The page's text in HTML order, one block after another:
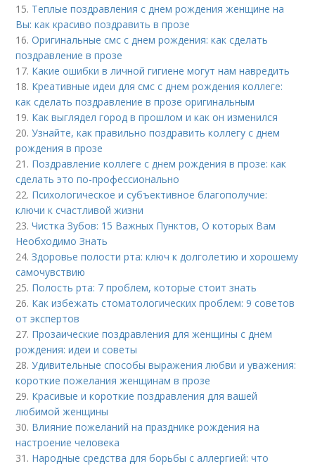
15. Теплые поздравления с днем рождения женщине на
Вы: как красиво поздравить в прозе
16.Оригинальные смс с днем рождения: как сделать
поздравление в прозе
17. Какие ошибки в личной гигиене могут нам навредить
18. Креативные идеи для смс с днем рождения коллеге:
как сделать поздравление в прозе оригинальным
19. Как выглядел город в прошлом и как он изменился
20.Узнайте, как правильно поздравить коллегу с днем
рождения в прозе
21. Поздравление коллеге с днем рождения в прозе: как
сделать это по-профессионально
22. Психологическое и субъективное благополучие:
ключи к счастливой жизни
23.Чистка Зубов: 15 Важных Пунктов, О которых Вам
Необходимо Знать
24.Здоровье полости рта: ключ к долголетию и хорошему
самочувствию
25. Полость рта: 7 проблем, которые стоит знать
26. Как избежать стоматологических проблем: 9 советов
от экспертов
27. Прозаические поздравления для женщины с днем
рождения: идеи и советы
28.Удивительные способы выражения любви и уважения:
короткие пожелания женщинам в прозе
29. Красивые и короткие поздравления для вашей
любимой женщины
30. Влияние пожеланий на празднике рождения на
настроение человека
31. Народные средства для борьбы с аллергией: что